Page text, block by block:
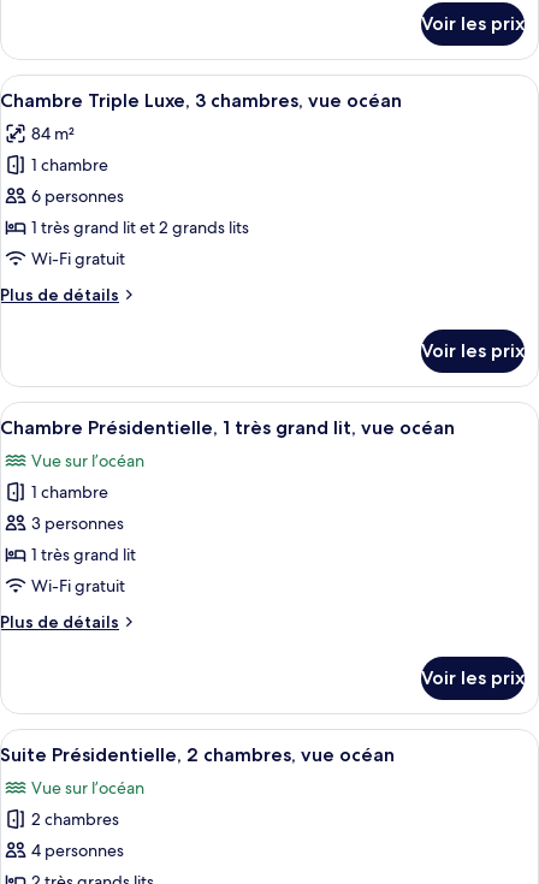
chambres,
vue
jardin
le
type
de
Suite
Présidentielle,
chambres,
vue
jardin
Voir les prix
Afficher
toutes
les
photos
pour
ce
type
chambre :
Luxe,
3
chambres,
vue
océan
Une piscine avec des chaises
12
Chambre Triple Luxe, 3 chambres, vue océan
84 m²
1 chambre
6 personnes
1 très grand lit et 2 grands lits
Wi-Fi gratuit
Plus de détails
Plus
le
type
de
Chambre
Triple
Luxe,
3
chambres,
vue
océan
Voir les prix
Afficher
toutes
les
photos
pour
ce
type
chambre :
très
lit,
vue
océan
Une chambre d’hôtel moderne avec
7
Chambre Présidentielle, 1 très grand lit, vue océan
Vue sur l’océan
1 chambre
3 personnes
1 très grand lit
Wi-Fi gratuit
Plus de détails
Plus
le
type
de
Chambre
Présidentielle,
très
Voir les prix
Afficher
toutes
les
photos
pour
Une chambre d’hôtel moderne avec
7
Suite Présidentielle, 2 chambres, vue océan
Vue sur l’océan
2 chambres
4 personnes